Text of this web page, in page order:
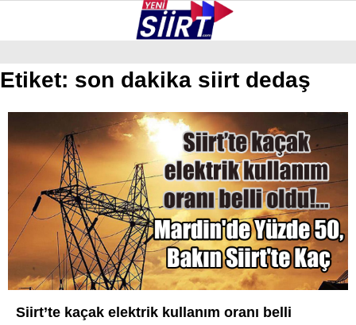
GALERİ VİDEO YAZARLAR
KURTALAN
ERUH
BAYKAN
PERVARI
ŞIRVAN
TILLO
Etiket: son dakika siirt dedaş
Siirt’te kaçak elektrik kullanım oranı belli